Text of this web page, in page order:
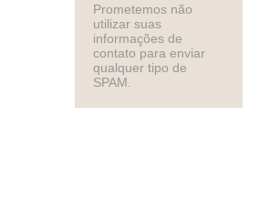
Prometemos não
utilizar suas
informações de
contato para enviar
qualquer tipo de
SPAM.